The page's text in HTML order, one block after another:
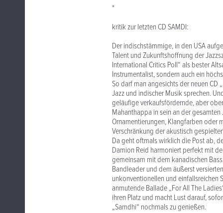
*
kritik zur letzten CD SAMDI:
Der indischstämmige, in den USA
Talent und Zukunftshoffnung der
International Critics Poll“ als bester
Instrumentalist, sondern auch ein
So darf man angesichts der neuen
Jazz und indischer Musik sprechen.
geläufige verkaufsfördernde, aber
Mahanthappa in sein an der
Ornamentierungen, Klangfarben oder
Verschränkung der akustisch
Da geht oftmals wirklich die Post ab,
Damion Reid harmoniert perfekt mit
gemeinsam mit dem kanadischen
Bandleader und dem äußerst
unkonventionellen und einfallsreichen
anmutende Ballade „For All The
ihren Platz und macht Lust darauf,
„Samdhi“ nochmals zu genießen.